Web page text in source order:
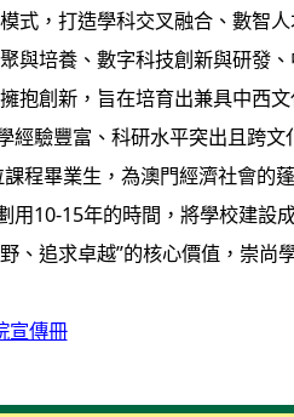
式，打造學科交叉融合、數智
與培養、數字科技創新與研發
抱創新，旨在培育出兼具中西
驗豐富、科研水平突出且跨文
程畢業生，為澳門經濟社會的
10-15年的時間，將學校建設
、追求卓越”的核心價值，崇
宣傳冊